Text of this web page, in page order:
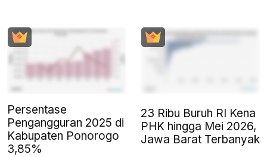
Persentase
Pengangguran 2025 di
Kabupaten Ponorogo
3,85%
23 Ribu Buruh RI Kena
PHK hingga Mei 2026,
Jawa Barat Terbanyak